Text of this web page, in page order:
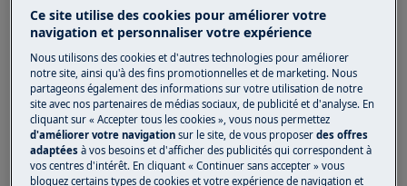
2. Annulez le cycle précédent avant d'en
programmer un nouveau, si le voyant du
lave-vaisselle clignote.
Durant un cycle ou en fin de cycle, un voyant sur
votre lave-vaisselle peut clignoter, nous vous
recommandons de vous reporter à la notice
d'utilisation fournie avec votre lave-vaisselle. De
Ce site utilise des cookies pour améliorer votre
navigation et personnaliser votre expérience
Nous utilisons des cookies et d'autres technologies pour améliorer
notre site, ainsi qu'à des fins promotionnelles et de marketing. Nous
partageons également des informations sur votre utilisation de notre
site avec nos partenaires de médias sociaux, de publicité et d'analyse. En
cliquant sur « Accepter tous les cookies », vous nous permettez
d'améliorer votre navigation sur le site, de vous proposerdes offres
adaptées à vos besoins et d'afficher des publicités qui correspondent à
vos centres d'intérêt. En cliquant « Continuer sans accepter » vous
bloquez certains types de cookies et votre expérience de navigation et